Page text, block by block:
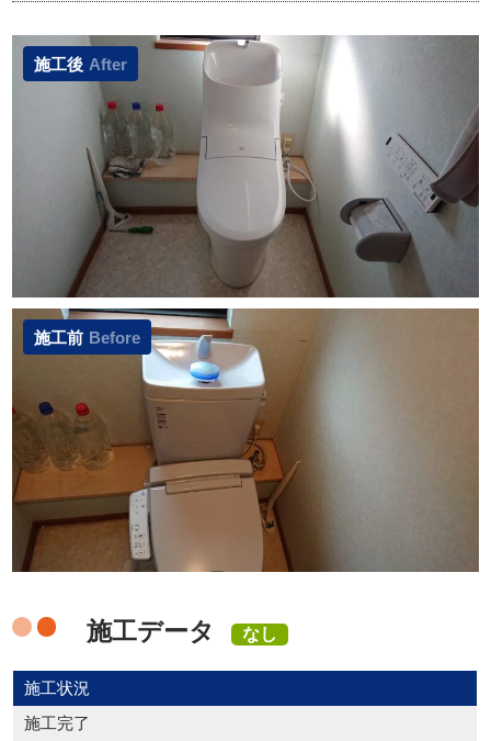
施工後 After
施工前 Before
施工データ なし
施工状況
施工完了